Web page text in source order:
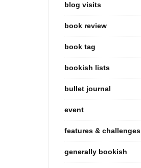
blog visits
book review
book tag
bookish lists
bullet journal
event
features & challenges
generally bookish